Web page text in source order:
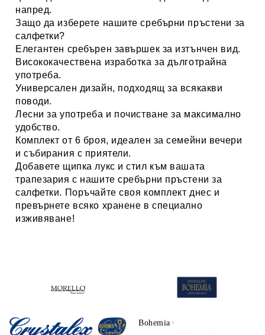
напред.
Защо да изберете нашите сребърни пръстени за
салфетки?
Елегантен сребърен завършек за изтънчен вид.
Висококачествена изработка за дълготрайна
употреба.
Универсален дизайн, подходящ за всякакви
поводи.
Лесни за употреба и почистване за максимално
удобство.
Комплект от 6 броя, идеален за семейни вечери
и събирания с приятели.
Добавете щипка лукс и стил към вашата
трапезария с нашите сребърни пръстени за
салфетки. Поръчайте своя комплект днес и
превърнете всяко хранене в специално
изживяване!
Morello Bohemia Crystalite